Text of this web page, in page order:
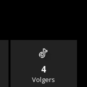
4
Volgers